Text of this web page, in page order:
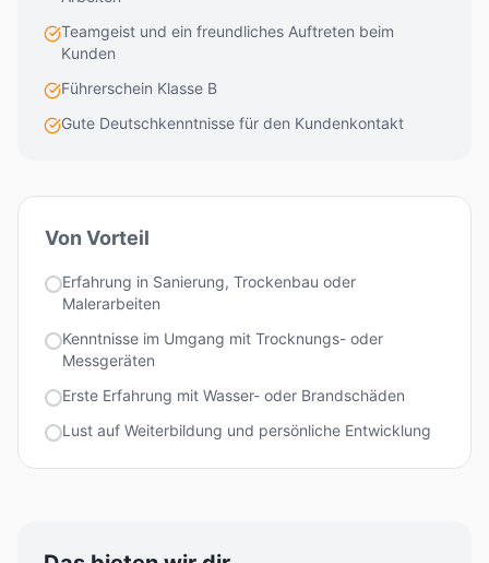
Teamgeist und ein freundliches Auftreten beim
Kunden
Führerschein Klasse B
Gute Deutschkenntnisse für den Kundenkontakt
Von Vorteil
Erfahrung in Sanierung, Trockenbau oder
Malerarbeiten
Kenntnisse im Umgang mit Trocknungs- oder
Messgeräten
Erste Erfahrung mit Wasser- oder Brandschäden
Lust auf Weiterbildung und persönliche Entwicklung